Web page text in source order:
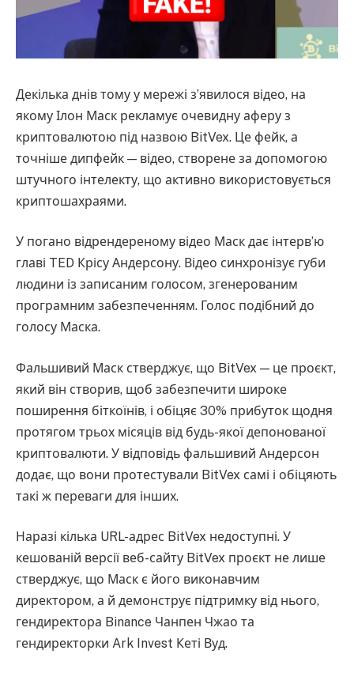
Декілька днів тому у мережі з’явилося відео, на
якому Ілон Маск рекламує очевидну аферу з
криптовалютою під назвою BitVex. Це фейк, а
точніше дипфейк — відео, створене за допомогою
штучного інтелекту, що активно використовується
криптошахраями.
У погано відрендереному відео Маск дає інтерв’ю
главі TED Крісу Андерсону. Відео синхронізує губи
людини із записаним голосом, згенерованим
програмним забезпеченням. Голос подібний до
голосу Маска.
Фальшивий Маск стверджує, що BitVex — це проєкт,
який він створив, щоб забезпечити широке
поширення біткоїнів, і обіцяє 30% прибуток щодня
протягом трьох місяців від будь-якої депонованої
криптовалюти. У відповідь фальшивий Андерсон
додає, що вони протестували BitVex самі і обіцяють
такі ж переваги для інших.
Наразі кілька URL-адрес BitVex недоступні. У
кешованій версії веб-сайту BitVex проєкт не лише
стверджує, що Маск є його виконавчим
директором, а й демонструє підтримку від нього,
гендиректора Binance Чанпен Чжао та
гендиректорки Ark Invest Кеті Вуд.